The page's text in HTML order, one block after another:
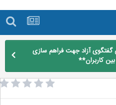
آزاد جهت فراهم سازی
کاربران**